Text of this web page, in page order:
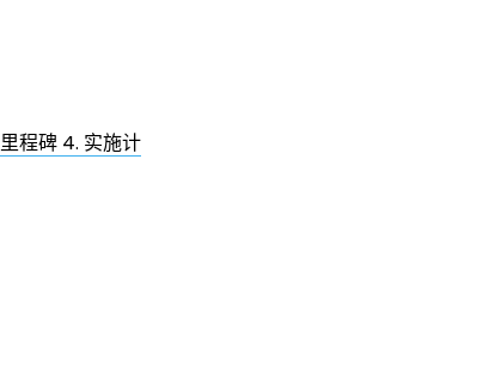
程碑 4. 实施计